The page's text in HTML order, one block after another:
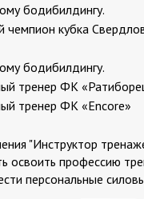
бодибилдингу.
чемпион кубка
бодибилдингу.
тренер ФК
тренер ФК «Encore»
"Инструктор
освоить профессию
персональные